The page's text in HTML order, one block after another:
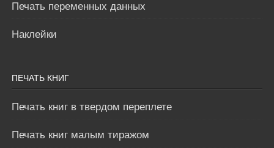
Печать переменных данных
Наклейки
ПЕЧАТЬ КНИГ
Печать книг в твердом переплете
Печать книг малым тиражом